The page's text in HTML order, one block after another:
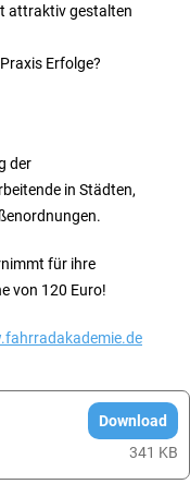
attraktiv gestalten
Erfolge?
der
in Städten,
für ihre
von 120 Euro!
Download
341 KB